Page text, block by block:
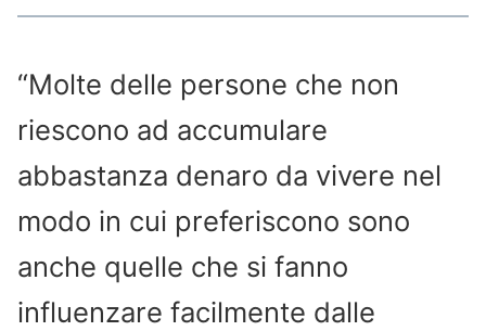
“Molte delle persone che non
riescono ad accumulare
abbastanza denaro da vivere nel
modo in cui preferiscono sono
anche quelle che si fanno
influenzare facilmente dalle